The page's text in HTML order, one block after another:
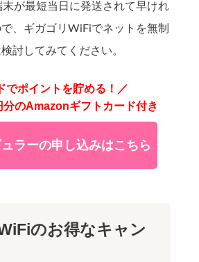
が最短当日に発送されて早けれ
、ギガゴリWiFiでネットを無制
討してみてください。
でポイントを貯める！／
分のAmazonギフトカード付き
ラーの申し込みはこちら
のお得なキャン